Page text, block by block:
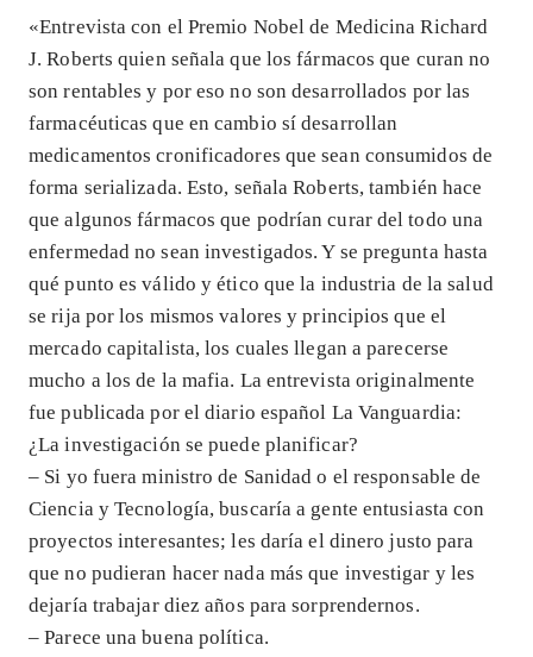
«Entrevista con el Premio Nobel de Medicina Richard
J. Roberts quien señala que los fármacos que curan no
son rentables y por eso no son desarrollados por las
farmacéuticas que en cambio sí desarrollan
medicamentos cronificadores que sean consumidos de
forma serializada. Esto, señala Roberts, también hace
que algunos fármacos que podrían curar del todo una
enfermedad no sean investigados. Y se pregunta hasta
qué punto es válido y ético que la industria de la salud
se rija por los mismos valores y principios que el
mercado capitalista, los cuales llegan a parecerse
mucho a los de la mafia. La entrevista originalmente
fue publicada por el diario español La Vanguardia:
¿La investigación se puede planificar?
– Si yo fuera ministro de Sanidad o el responsable de
Ciencia y Tecnología, buscaría a gente entusiasta con
proyectos interesantes; les daría el dinero justo para
que no pudieran hacer nada más que investigar y les
dejaría trabajar diez años para sorprendernos.
– Parece una buena política.